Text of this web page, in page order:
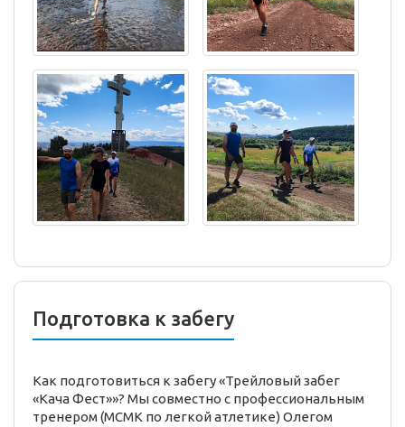
Подготовка к забегу
Как подготовиться к забегу «Трейловый забег
«Кача Фест»»? Мы совместно с профессиональным
тренером (МСМК по легкой атлетике) Олегом